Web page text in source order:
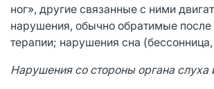
ног», другие связанные с ними
нарушения, обычно обратимые
терапии; нарушения сна
Нарушения со стороны органа слуха